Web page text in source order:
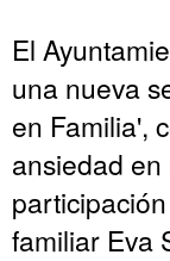
El
una nueva
en Familia',
ansiedad
familiar Eva